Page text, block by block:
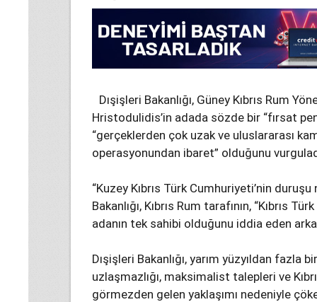
Dışişleri Bakanlığı, Güney Kıbrıs Rum
Hristodulidis’in adada sözde bir “fırsat
“gerçeklerden çok uzak ve uluslararası
operasyonundan ibaret” olduğunu
“Kuzey Kıbrıs Türk Cumhuriyeti’nin
Bakanlığı, Kıbrıs Rum tarafının, “Kıbrıs
adanın tek sahibi olduğunu iddia eden
Dışişleri Bakanlığı, yarım yüzyıldan fazla
uzlaşmazlığı, maksimalist talepleri ve
görmezden gelen yaklaşımı nedeniyle